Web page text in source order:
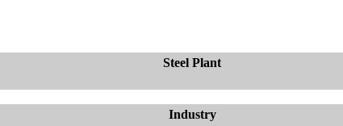
Steel Plant
Industry